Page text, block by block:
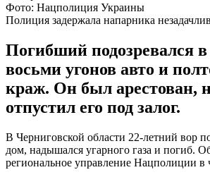
Фото: Нацполиция Украины
Полиция задержала напарника
Погибший подозревался
восьми угонов авто и
краж. Он был арестован,
отпустил его под залог.
В Черниговской области 22-летний вор
дом, надышался угарного газа и погиб.
региональное управление Нацполиции в